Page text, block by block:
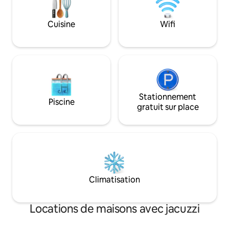
ou les voyageurs
noter qu'il y a
2 semaines pour
Cuisine Wifi
Piscine
Stationnement
gratuit sur place
Climatisation
Locations de maisons avec jacuzzi